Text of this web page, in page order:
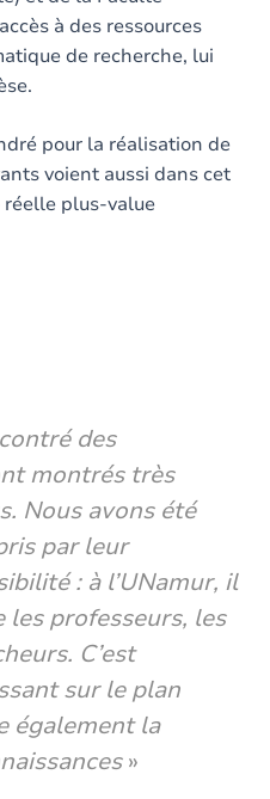
à des ressources
de recherche, lui
pour la réalisation de
voient aussi dans cet
plus-value
des
montrés très
Nous avons été
par leur
: à l’UNamur, il
les professeurs, les
C’est
sur le plan
également la
»